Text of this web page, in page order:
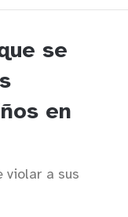
se
en
violar a sus